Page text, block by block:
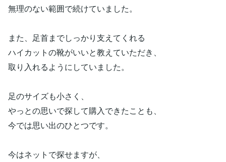
無理のない範囲で続けていました。
また、足首までしっかり支えてくれる
ハイカットの靴がいいと教えていただき、
取り入れるようにしていました。
足のサイズも小さく、
やっとの思いで探して購入できたことも、
今では思い出のひとつです。
今はネットで探せますが、